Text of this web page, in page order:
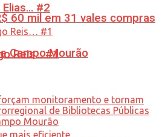
60 mil em 31 vales compras
Campo Mourão
#2
Reis… #1